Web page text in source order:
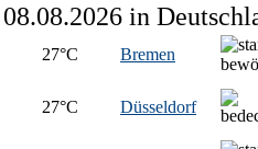
in
27°C Bremen
27°C Düsseldorf